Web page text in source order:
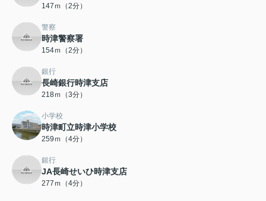
147ｍ（2分）
警察
時津警察署
154ｍ（2分）
銀行
長崎銀行時津支店
218ｍ（3分）
小学校
時津町立時津小学校
259ｍ（4分）
銀行
JA長崎せいひ時津支店
277ｍ（4分）